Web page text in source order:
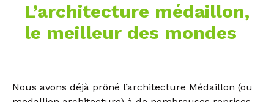
L’architecture médaillon,
le meilleur des mondes
Nous avons déjà prôné l’architecture Médaillon (ou